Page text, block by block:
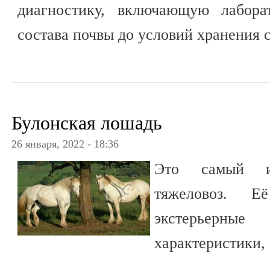
диагностику, включающую
состава почвы до условий хранения
Булонская лошадь
26 января, 2022 - 18:36
Это самый
тяжеловоз.